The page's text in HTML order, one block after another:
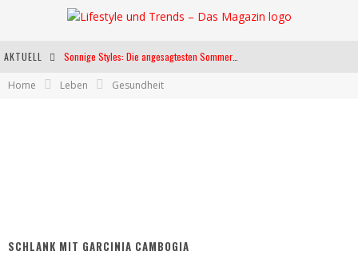
AKTUELL
Home Leben Gesundheit
SCHLANK MIT GARCINIA CAMBOGIA